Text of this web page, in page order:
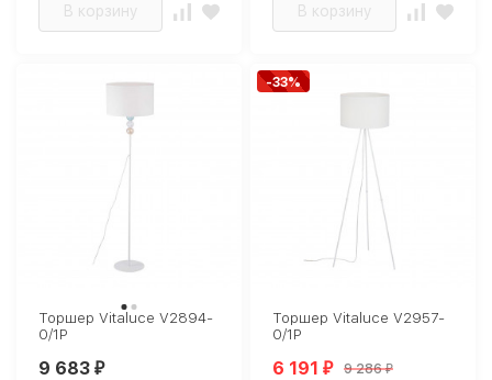
В корзину В корзину
Торшер Vitaluce V2894-
0/1P
9 683₽
-33%
Торшер Vitaluce V2957-
0/1P
6 191₽ 9 286₽